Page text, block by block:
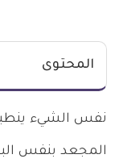
المحتوى
نفس الشيء
المجعد بنفس